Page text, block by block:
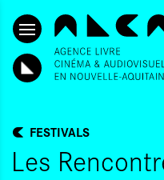
SKIP
FESTIVALS
Les